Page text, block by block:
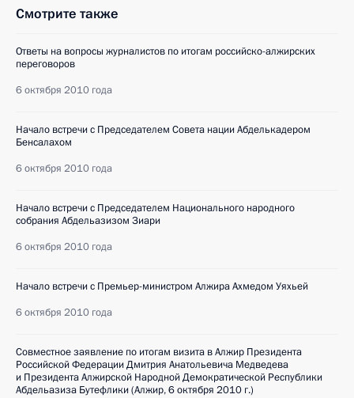
Смотрите также
Ответы на вопросы журналистов по итогам российско-алжирских
переговоров
6 октября 2010 года
Начало встречи с Председателем Совета нации Абделькадером
Бенсалахом
6 октября 2010 года
Начало встречи с Председателем Национального народного
собрания Абдельазизом Зиари
6 октября 2010 года
Начало встречи с Премьер-министром Алжира Ахмедом Уяхьей
6 октября 2010 года
Совместное заявление по итогам визита в Алжир Президента
Российской Федерации Дмитрия Анатольевича Медведева
и Президента Алжирской Народной Демократической Республики
Абдельазиза Бутефлики (Алжир, 6 октября 2010 г.)